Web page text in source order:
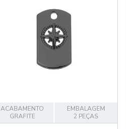
ACABAMENTO
GRAFITE
EMBALAGEM
2 PEÇAS